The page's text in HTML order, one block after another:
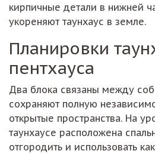
кирпичные детали в нижней
укореняют таунхаус в земле.
Планировки
пентхауса
Два блока связаны между
сохраняют полную
открытые пространства. На
таунхаусе расположена
отгородить и использовать